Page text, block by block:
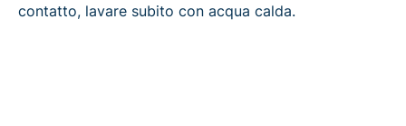
contatto, lavare subito con acqua calda.